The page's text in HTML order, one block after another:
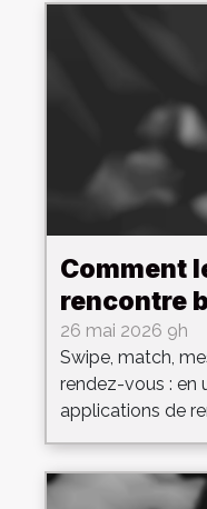
Comment
rencontre
elles
modernes
26 mai 2026 9h
Swipe, match,
rendez-vous : en
applications de